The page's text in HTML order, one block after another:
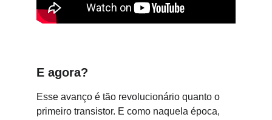
E agora?
Esse avanço é tão revolucionário quanto o
primeiro transistor. E como naquela época,